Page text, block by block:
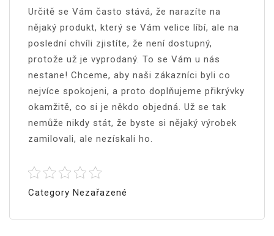
Určitě se Vám často stává, že narazíte na
nějaký produkt, který se Vám velice líbí, ale na
poslední chvíli zjistíte, že není dostupný,
protože už je vyprodaný. To se Vám u nás
nestane! Chceme, aby naši zákazníci byli co
nejvíce spokojeni, a proto doplňujeme přikrývky
okamžitě, co si je někdo objedná. Už se tak
nemůže nikdy stát, že byste si nějaký výrobek
zamilovali, ale nezískali ho.
Category Nezařazené